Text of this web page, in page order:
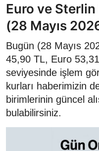
Euro ve Sterlin
(28 Mayıs
Bugün (28 Mayıs
45,90 TL, Euro
seviyesinde işlem
kurları haberimizin
birimlerinin güncel
bulabilirsiniz.